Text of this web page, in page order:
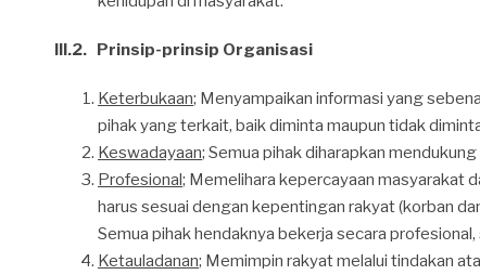
III.2. Prinsip-prinsip Organisasi
Keterbukaan; Menyampaikan informasi yang
pihak yang terkait, baik diminta maupun tidak
Keswadayaan; Semua pihak diharapkan
Profesional; Memelihara kepercayaan masyarakat
harus sesuai dengan kepentingan rakyat (korban
Semua pihak hendaknya bekerja secara
Ketauladanan; Memimpin rakyat melalui tindakan